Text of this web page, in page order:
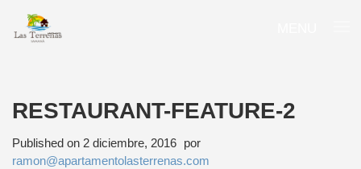
RESTAURANT-FEATURE-2
Published on 2 diciembre, 2016 por
ramon@apartamentolasterrenas.com